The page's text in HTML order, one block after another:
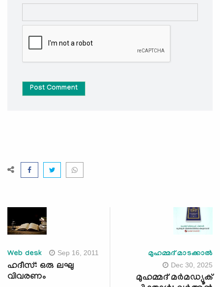
Post Comment
Web desk Sep 16, 2011
ഹദീസ്: ഒരു ലഘു
വിവരണം
മുഹമ്മദ് മാടക്കാൽ
Dec 30, 2025
മുഹമ്മദ് മര്‍മഡ്യൂക്